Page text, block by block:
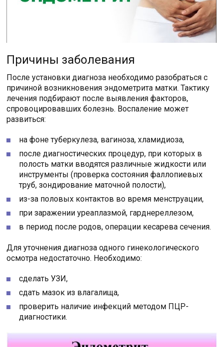
Причины заболевания
После установки диагноза необходимо разобраться с
причиной возникновения эндометрита матки. Тактику
лечения подбирают после выявления факторов,
спровоцировавших болезнь. Воспаление может
развиться:
на фоне туберкулеза, вагиноза, хламидиоза,
после диагностических процедур, при которых в
полость матки вводятся различные жидкости или
инструменты (проверка состояния фаллопиевых
труб, зондирование маточной полости),
из-за половых контактов во время менструации,
при заражении уреаплазмой, гарднереллезом,
в период после родов, операции кесарева сечения.
Для уточнения диагноза одного гинекологического
осмотра недостаточно. Необходимо:
сделать УЗИ,
сдать мазок из влагалища,
проверить наличие инфекций методом ПЦР-
диагностики.